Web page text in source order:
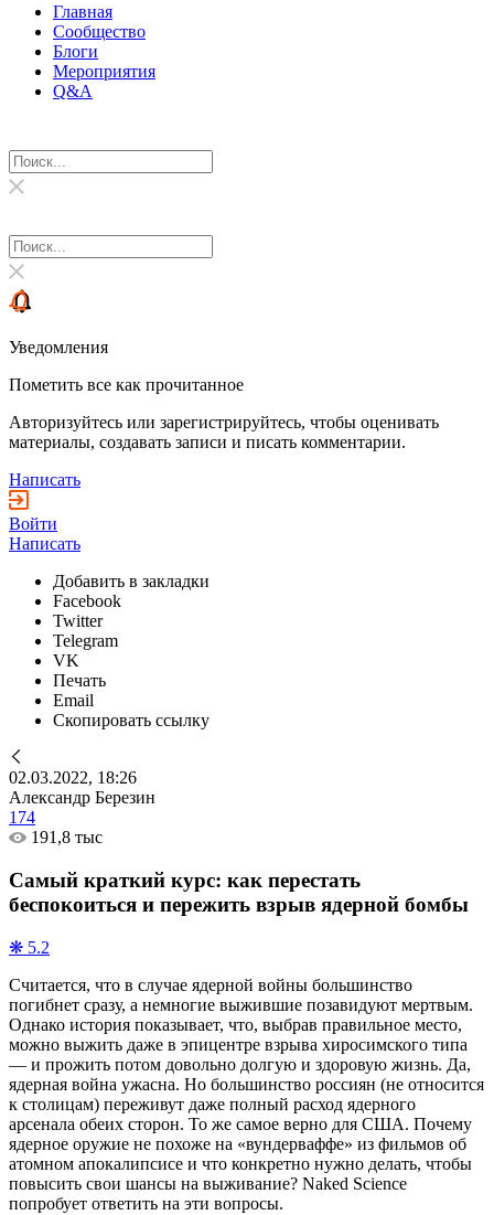
Главная
Сообщество
Блоги
Мероприятия
Q&A
Уведомления
Пометить все как прочитанное
Авторизуйтесь или зарегистрируйтесь, чтобы оценивать
материалы, создавать записи и писать комментарии.
Написать
Войти
Написать
Добавить в закладки
Facebook
Twitter
Telegram
VK
Печать
Email
Скопировать ссылку
02.03.2022, 18:26
Александр Березин
174
191,8 тыс
Самый краткий курс: как перестать
беспокоиться и пережить взрыв ядерной бомбы
❋ 5.2
Считается, что в случае ядерной войны большинство
погибнет сразу, а немногие выжившие позавидуют мертвым.
Однако история показывает, что, выбрав правильное место,
можно выжить даже в эпицентре взрыва хиросимского типа
— и прожить потом довольно долгую и здоровую жизнь. Да,
ядерная война ужасна. Но большинство россиян (не относится
к столицам) переживут даже полный расход ядерного
арсенала обеих сторон. То же самое верно для США. Почему
ядерное оружие не похоже на «вундерваффе» из фильмов об
атомном апокалипсисе и что конкретно нужно делать, чтобы
повысить свои шансы на выживание? Naked Science
попробует ответить на эти вопросы.